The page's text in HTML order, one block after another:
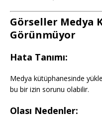
Görseller Medya
Görünmüyor
Hata Tanımı:
Medya kütüphanesinde
bu bir izin sorunu olabilir.
Olası Nedenler: